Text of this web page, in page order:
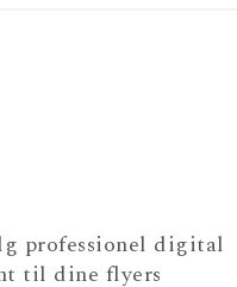
professionel digital
til dine flyers